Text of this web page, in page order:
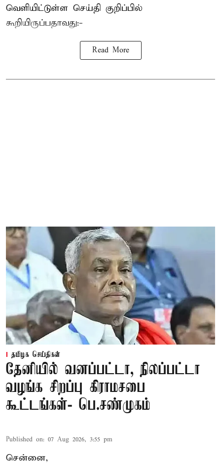
வெளியிட்டுள்ள செய்தி குறிப்பில்
கூறியிருப்பதாவது:-
Read More
தமிழக செய்திகள்
தேனியில் வனப்பட்டா, நிலப்பட்டா
வழங்க சிறப்பு கிராமசபை
கூட்டங்கள்- பெ.சண்முகம்
Published on: 07 Aug 2026, 3:55 pm
சென்னை,